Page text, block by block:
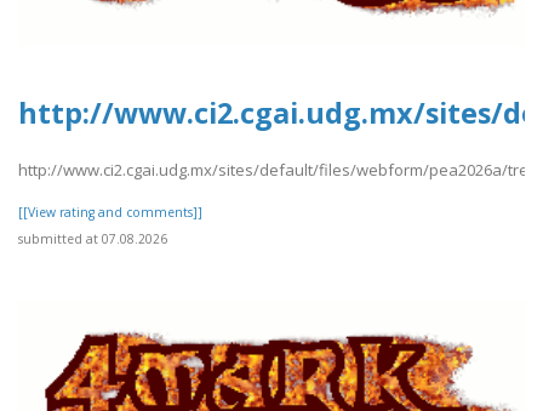
http://www.ci2.cgai.udg.mx/sites/
http://www.ci2.cgai.udg.mx/sites/default/files/webform/pea2026a/
[[View rating and comments]]
submitted at 07.08.2026